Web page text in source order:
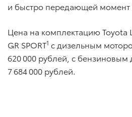
и быстро передающей
Цена на комплектацию Toyota
GR SPORT1 с дизельным
620 000 рублей, с бензиновым
7 684 000 рублей.